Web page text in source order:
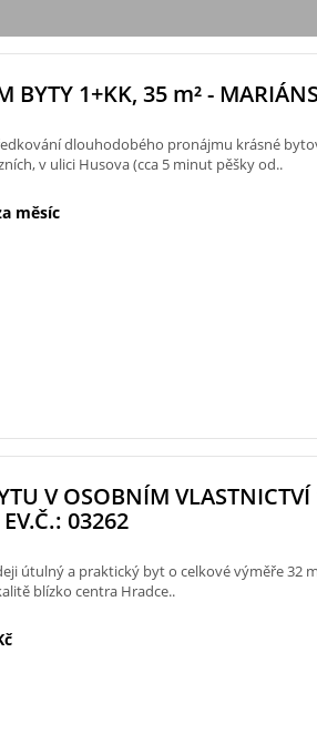
BYTY 1+KK, 35 m²-
dlouhodobého pronájmu krásné
v ulici Husova (cca 5 minut pěšky od..
měsíc
V OSOBNÍM
03262
útulný a praktický byt o celkové výměře 32
blízko centra Hradce..